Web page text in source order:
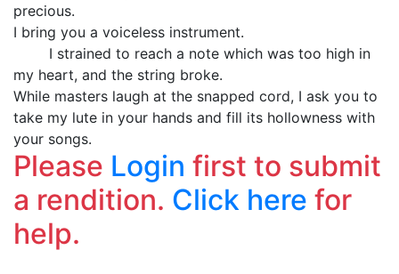
precious.
I bring you a voiceless instrument.
I strained to reach a note which was too high in
my heart, and the string broke.
While masters laugh at the snapped cord, I ask you to
take my lute in your hands and fill its hollowness with
your songs.
Please Login first to submit
a rendition. Click here for
help.